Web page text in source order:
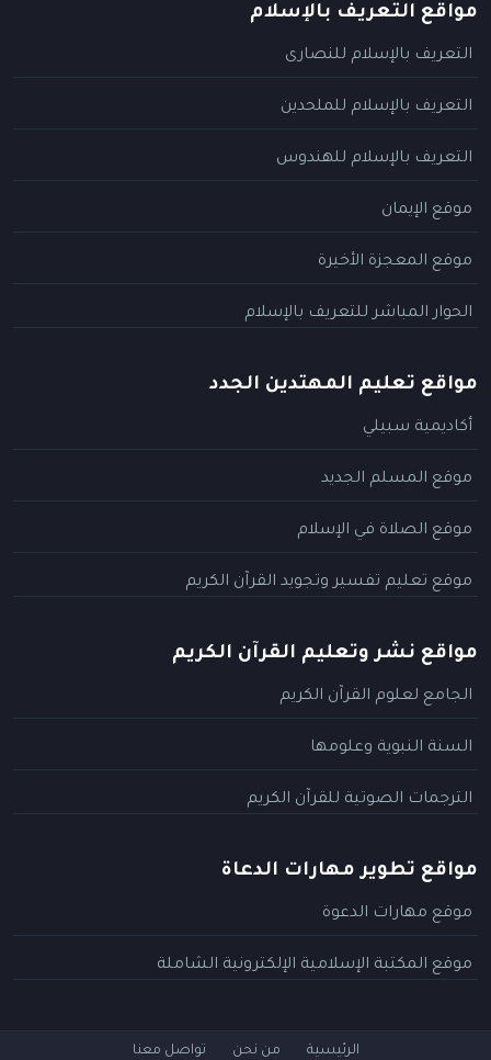
مواقع التعريف بالإسلام
التعريف بالإسلام للنصارى
التعريف بالإسلام للملحدين
التعريف بالإسلام للهندوس
موقع الإيمان
موقع المعجزة الأخيرة
الحوار المباشر للتعريف بالإسلام
مواقع تعليم المهتدين الجدد
أكاديمية سبيلي
موقع المسلم الجديد
موقع الصلاة في الإسلام
موقع تعليم تفسير وتجويد القرآن الكريم
مواقع نشر وتعليم القرآن الكريم
الجامع لعلوم القرآن الكريم
السنة النبوية وعلومها
الترجمات الصوتية للقرآن الكريم
مواقع تطوير مهارات الدعاة
موقع مهارات الدعوة
موقع المكتبة الإسلامية الإلكترونية الشاملة
الرئيسية من نحن تواصل معنا